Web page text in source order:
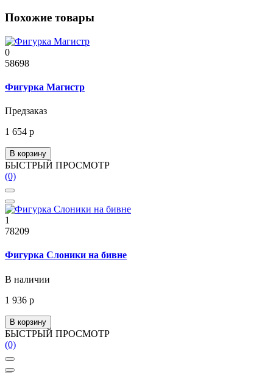
Похожие товары
0
58698
Фигурка Магистр
Предзаказ
1 654 р
В корзину
БЫСТРЫЙ ПРОСМОТР
(0)
1
78209
Фигурка Слоники на бивне
В наличии
1 936 р
В корзину
БЫСТРЫЙ ПРОСМОТР
(0)